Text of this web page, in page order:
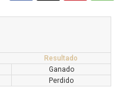
Resultado
Ganado
Perdido